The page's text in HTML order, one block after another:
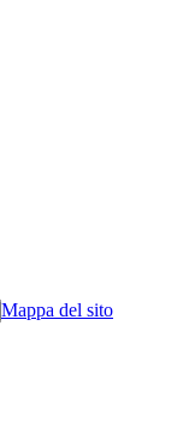
Mappa del sito